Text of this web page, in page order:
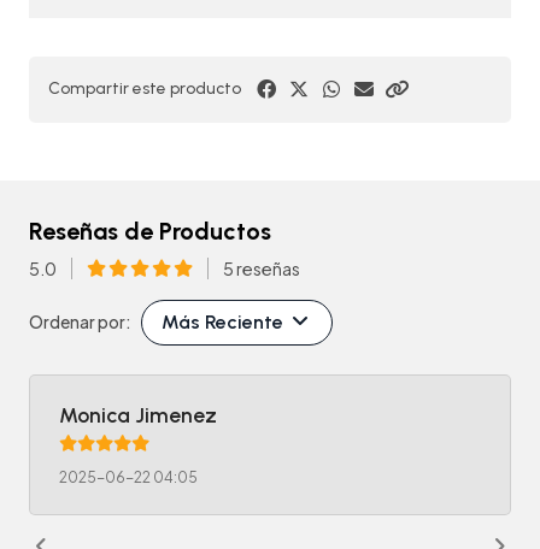
Compartir este producto
Reseñas de Productos
5.0 5 reseñas
Ordenar por: Más Reciente
Monica Jimenez
2025-06-22 04:05